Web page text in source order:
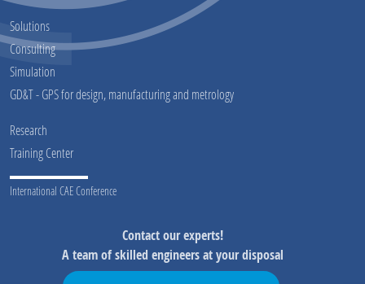
Solutions
Consulting
Simulation
GD&T - GPS for design, manufacturing and metrology
Research
Training Center
International CAE Conference
Contact our experts!
A team of skilled engineers at your disposal